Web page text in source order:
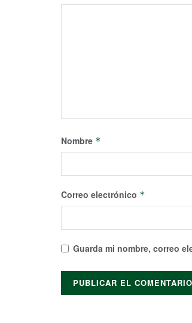
Nombre *
Correo electrónico *
Guarda mi nombre, correo